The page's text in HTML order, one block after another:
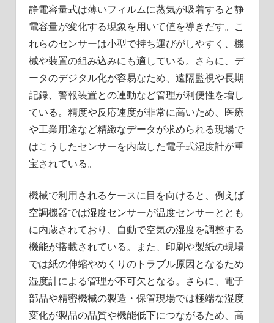
静電容量式は薄いフィルムに蒸気が吸着すると静
電容量が変化する現象を用いて値を導きだす。こ
れらのセンサーは小型で持ち運びがしやすく、機
械や装置の組み込みにも適している。さらに、デ
ータのデジタル化が容易なため、遠隔監視や長期
記録、警報装置との連動など管理が利便性を増し
ている。精度や反応速度が非常に高いため、医療
や工業用途など精緻なデータが求められる現場で
はこうしたセンサーを内蔵した電子式湿度計が重
宝されている。
機械で利用されるケースに目を向けると、例えば
空調機器では湿度センサーが温度センサーととも
に内蔵されており、自動で空気の湿度を調整する
機能が搭載されている。また、印刷や製紙の現場
では紙の伸縮やめくりのトラブル原因となるため
湿度計による管理が不可欠となる。さらに、電子
部品や精密機械の製造・保管現場では極端な湿度
変化が製品の品質や機能低下につながるため、高